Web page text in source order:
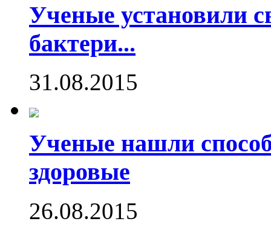
Ученые установили
бактери...
31.08.2015
Ученые нашли
здоровые
26.08.2015